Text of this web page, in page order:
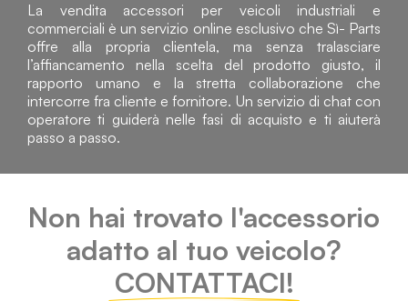
La vendita accessori per veicoli industriali e
commerciali è un servizio online esclusivo che Sì- Parts
offre alla propria clientela, ma senza tralasciare
l’affiancamento nella scelta del prodotto giusto, il
rapporto umano e la stretta collaborazione che
intercorre fra cliente e fornitore. Un servizio di chat con
operatore ti guiderà nelle fasi di acquisto e ti aiuterà
passo a passo.
Non hai trovato l'accessorio
adatto al tuo veicolo?
CONTATTACI!